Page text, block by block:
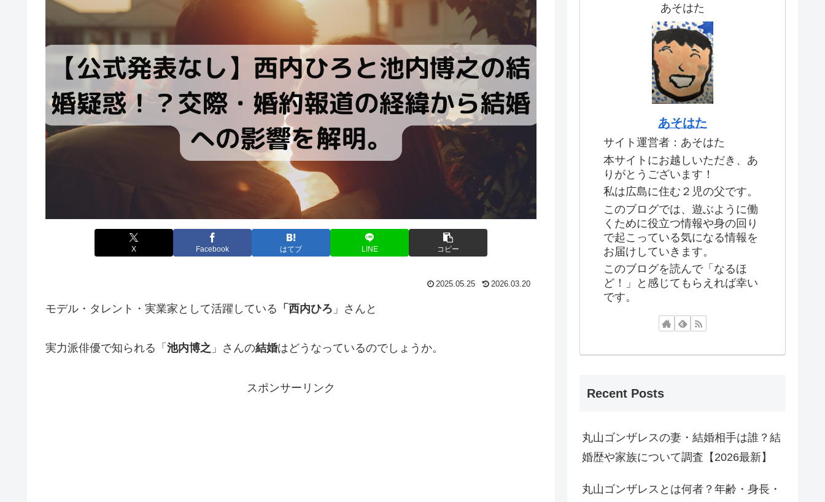
X Facebook はてブ LINE コピー
2025.05.25 2026.03.20
モデル・タレント・実業家として活躍している 「西内ひろ 」さんと
実力派俳優で知られる「 池内博之 」さんの結婚はどうなっているのでしょうか。
スポンサーリンク
あそはた
あそはた
サイト運営者：あそはた
本サイトにお越しいただき、あ
りがとうございます！
私は広島に住む２児の父です。
このブログでは、遊ぶように働
くために役立つ情報や身の回り
で起こっている気になる情報を
お届けしていきます。
このブログを読んで「なるほ
ど！」と感じてもらえれば幸い
です。
Recent Posts
丸山ゴンザレスの妻・結婚相手は誰？結
婚歴や家族について調査【2026最新】
丸山ゴンザレスとは何者？年齢・身長・